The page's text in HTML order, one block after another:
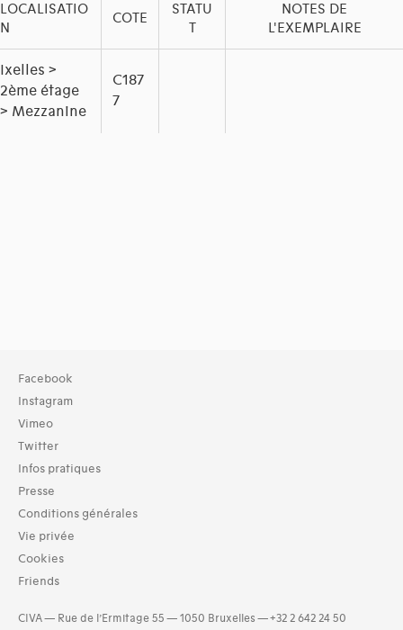
LOCALISATIO
N
COTE
STATU
T
NOTES DE
L'EXEMPLAIRE
Ixelles >
2ème étage
> Mezzanine
C187
7
Facebook
Instagram
Vimeo
Twitter
Infos pratiques
Presse
Conditions générales
Vie privée
Cookies
Friends
CIVA — Rue de l’Ermitage 55 — 1050 Bruxelles — +32 2 642 24 50